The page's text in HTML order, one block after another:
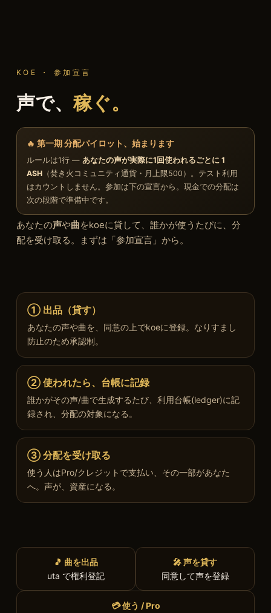
KOE ・ 参加宣言
声で、 稼ぐ。
🔥 第一期 分配パイロット、始まります
ルールは1行 — あなたの声が実際に1回使われるごとに 1
ASH（焚き火コミュニティ通貨・月上限500）。テスト利用
はカウントしません。参加は下の宣言から。現金での分配は
次の段階で準備中です。
あなたの声や曲をkoeに貸して、誰かが使うたびに、分
配を受け取る。まずは「参加宣言」から。
① 出品（貸す）
あなたの声や曲を、同意の上でkoeに登録。なりすまし
防止のため承認制。
② 使われたら、台帳に記録
誰かがその声/曲で生成するたび、利用台帳(ledger)に記
録され、分配の対象になる。
③ 分配を受け取る
使う人はPro/クレジットで支払い、その一部があなた
へ。声が、資産になる。
🎵 曲を出品
uta で権利登記
🎤 声を貸す
同意して声を登録
💳 使う / Pro